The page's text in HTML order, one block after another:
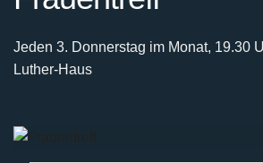
Jeden 3. Donnerstag im Monat, 19.30
Luther-Haus